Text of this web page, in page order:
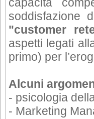
soddisfazione
"customer
aspetti legati
primo) per
Alcuni
- psicologia
- Marketing